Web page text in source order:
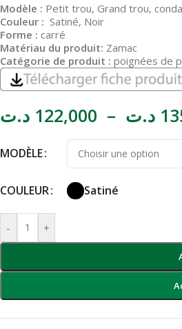
Modèle : Petit trou, Grand trou,
Couleur : Satiné, Noir
Forme : carré
Matériau du produit: Zamac
Catégorie de produit : poignées de
122,000 د.ت – د.ت
MODÈLE
COULEUR Satiné
- +